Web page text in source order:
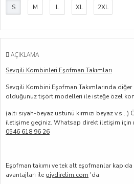
S
M L XL 2XL
AÇIKLAMA
Sevgili Kombinleri Eşofman Takımları
Sevgili Kombini Eşofman Takımlarında
olduğunuz tişört modelleri ile isteğe özel
(altı siyah-beyaz üstünü kırmızı beyaz
iletişime geçiniz. Whatsap direkt iletişim için
0546 618 96 26
Eşofman takımı ve tek alt eşofmanlar
avantajları ile giydirelim.com 'da.